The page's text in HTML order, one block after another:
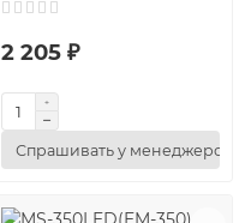
2 205 ₽
Спрашивать у менеджеров